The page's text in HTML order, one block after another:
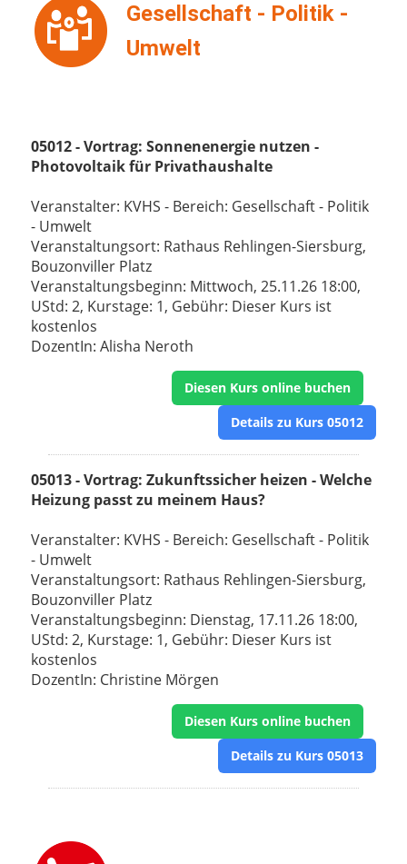
Gesellschaft - Politik -
Umwelt
05012 - Vortrag: Sonnenenergie nutzen -
Photovoltaik für Privathaushalte
Veranstalter: KVHS - Bereich: Gesellschaft - Politik
- Umwelt
Veranstaltungsort: Rathaus Rehlingen-Siersburg,
Bouzonviller Platz
Veranstaltungsbeginn: Mittwoch, 25.11.26 18:00,
UStd: 2, Kurstage: 1, Gebühr: Dieser Kurs ist
kostenlos
DozentIn: Alisha Neroth
Diesen Kurs online buchen
Details zu Kurs 05012
05013 - Vortrag: Zukunftssicher heizen - Welche
Heizung passt zu meinem Haus?
Veranstalter: KVHS - Bereich: Gesellschaft - Politik
- Umwelt
Veranstaltungsort: Rathaus Rehlingen-Siersburg,
Bouzonviller Platz
Veranstaltungsbeginn: Dienstag, 17.11.26 18:00,
UStd: 2, Kurstage: 1, Gebühr: Dieser Kurs ist
kostenlos
DozentIn: Christine Mörgen
Diesen Kurs online buchen
Details zu Kurs 05013